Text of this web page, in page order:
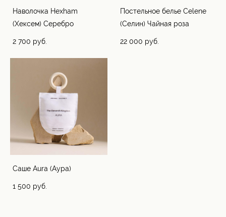
Наволочка Hexham
(Хексем) Серебро
2 700 pуб.
Постельное белье Celene
(Селин) Чайная роза
22 000 pуб.
Саше Aura (Аура)
1 500 pуб.